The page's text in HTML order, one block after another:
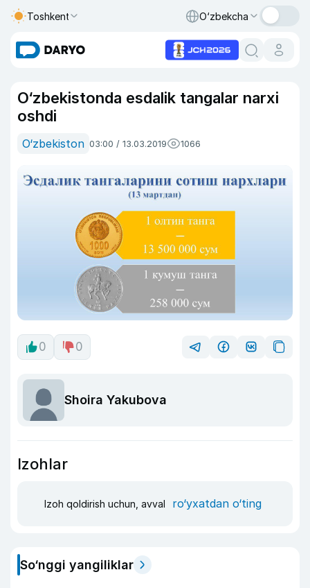
Toshkent O‘zbekcha
O‘zbekistonda esdalik tangalar narxi
oshdi
O‘zbekiston 03:00 / 13.03.2019 1066
0 0
Shoira Yakubova
Izohlar
Izoh qoldirish uchun, avval ro‘yxatdan o‘ting
So‘nggi yangiliklar